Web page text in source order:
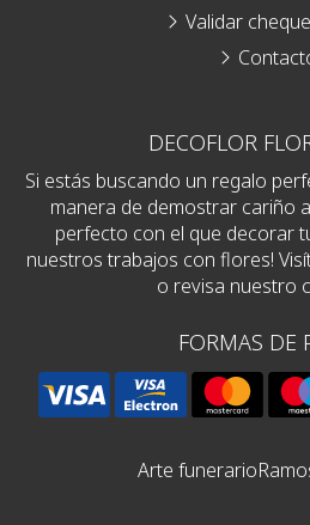
DECOFLOR
Si estás buscando un regalo
manera de demostrar cariño
perfecto con el que decorar
nuestros trabajos con flores!
o revisa nuestro
FORMAS DE
Validar
Arte funerario